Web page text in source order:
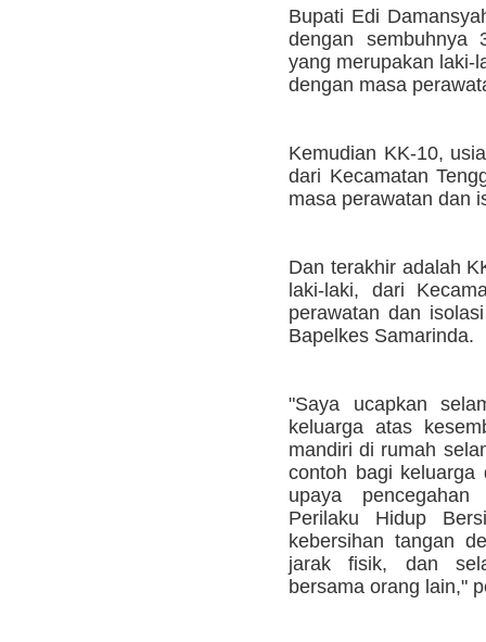
Bupati Edi
dengan sembuhnya
yang merupakan laki-
dengan masa
Kemudian KK-10,
dari Kecamatan
masa perawatan dan
Dan terakhir adalah
laki-laki, dari
perawatan dan
Bapelkes Samarinda.
"Saya ucapkan
keluarga atas
mandiri di rumah
contoh bagi keluarga
upaya
Perilaku Hidup
kebersihan tangan
jarak fisik, dan
bersama orang lain,"